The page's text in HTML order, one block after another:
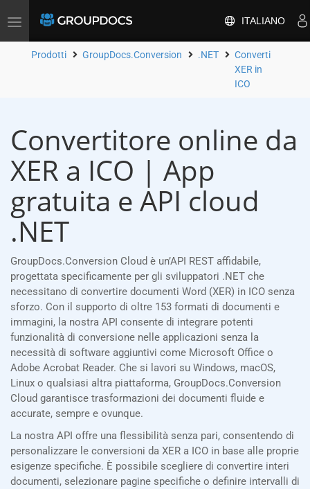
Attiva/disattiva
navigazione
ITALIANO
Prodotti GroupDocs.Conversion .NET
Converti
XER in
ICO
Convertitore online da
XER a ICO | App
gratuita e API cloud
.NET
GroupDocs.Conversion Cloud è un’API REST affidabile,
progettata specificamente per gli sviluppatori .NET che
necessitano di convertire documenti Word (XER) in ICO senza
sforzo. Con il supporto di oltre 153 formati di documenti e
immagini, la nostra API consente di integrare potenti
funzionalità di conversione nelle applicazioni senza la
necessità di software aggiuntivi come Microsoft Office o
Adobe Acrobat Reader. Che si lavori su Windows, macOS,
Linux o qualsiasi altra piattaforma, GroupDocs.Conversion
Cloud garantisce trasformazioni dei documenti fluide e
accurate, sempre e ovunque.
La nostra API offre una flessibilità senza pari, consentendo di
personalizzare le conversioni da XER a ICO in base alle proprie
esigenze specifiche. È possibile scegliere di convertire interi
documenti, selezionare pagine specifiche o definire intervalli di